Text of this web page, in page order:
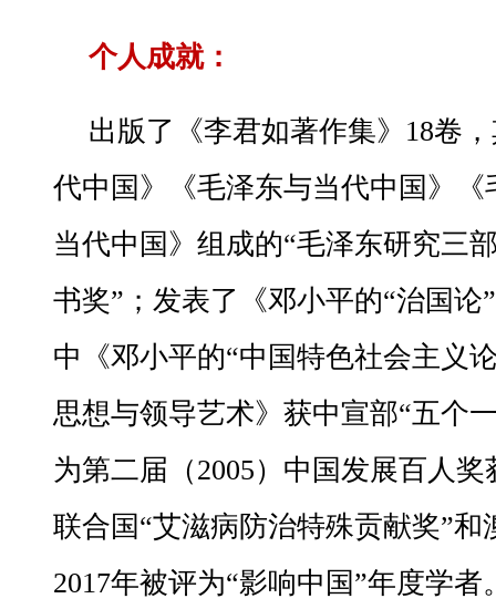
个人成就：
出版了《李君如著作集》18卷
代中国》《毛泽东与当代中国》
当代中国》组成的“毛泽东研究三
书奖”；发表了《邓小平的“治国论
中《邓小平的“中国特色社会主义
思想与领导艺术》获中宣部“五个
为第二届（2005）中国发展百人奖
联合国“艾滋病防治特殊贡献奖”
2017年被评为“影响中国”年度学者